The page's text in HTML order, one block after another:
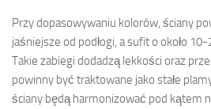
Przy dopasowywaniu kolorów, ściany
jaśniejsze od podłogi, a sufit o około 10-
Takie zabiegi dodadzą lekkości oraz
powinny być traktowane jako stałe
ściany będą harmonizować pod kątem